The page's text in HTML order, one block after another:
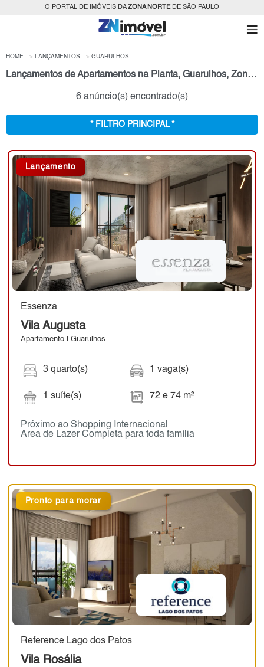
O PORTAL DE IMÓVEIS DAZONA NORTEDE SÃO PAULO
HOME LANÇAMENTOS GUARULHOS
Lançamentos de Apartamentos na Planta, Guarulhos, Zona Norte, SP
6 anúncio(s) encontrado(s)
* FILTRO PRINCIPAL *
Lançamento
Essenza
Vila Augusta
Apartamento | Guarulhos
3 quarto(s)
1 suíte(s)
1 vaga(s)
72 e 74 m²
Próximo ao Shopping Internacional
Area de Lazer Completa para toda família
Pronto para morar
Reference Lago dos Patos
Vila Rosália